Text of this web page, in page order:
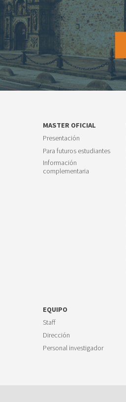
MASTER OFICIAL
Presentación
Para futuros estudiantes
Información
complementaria
EQUIPO
Staff
Dirección
Personal investigador